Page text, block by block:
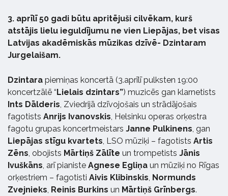
3. aprīlī 50 gadi būtu apritējuši cilvēkam, kurš
atstājis lielu ieguldījumu ne vien Liepājas, bet visas
Latvijas akadēmiskās mūzikas dzīvē- Dzintaram
Jurgelaišam.
Dzintara piemiņas koncertā (3.aprīlī pulksten 19:00
koncertzālē “Lielais dzintars”) muzicēs gan klarnetists
Ints Dālderis , Zviedrijā dzīvojošais un strādājošais
fagotists Anrijs Ivanovskis , Helsinku operas orķestra
fagotu grupas koncertmeistars Janne Pulkinens , gan
Liepājas stīgu kvartets , LSO mūziķi – fagotists Artis
Zēns , obojists Mārtiņš Zālīte un trompetists Jānis
Ivuškāns , arī pianiste Agnese Egliņa un mūziķi no Rīgas
orķestriem – fagotisti Aivis Klibinskis Normunds
Zvejnieks Reinis Burkins un Mārtiņš Grīnbergs.